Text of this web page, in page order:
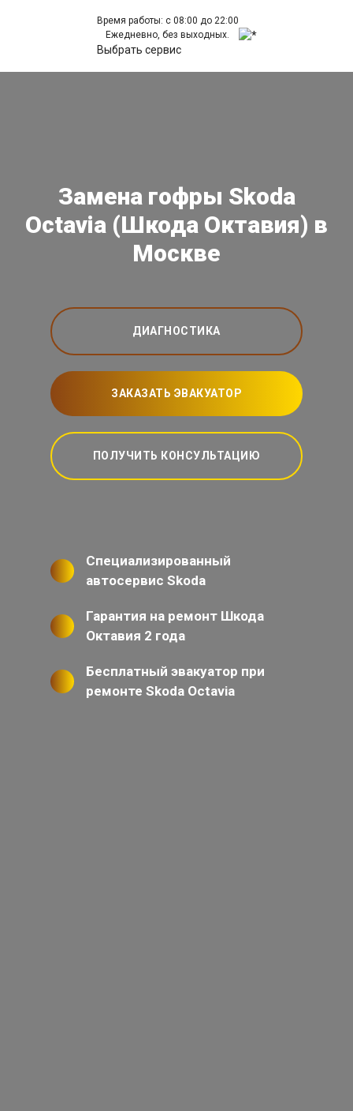
Время работы: с 08:00 до 22:00
Ежедневно, без выходных.
Выбрать сервис
Замена гофры Skoda
Octavia (Шкода Октавия) в
Москве
ДИАГНОСТИКА
ЗАКАЗАТЬ ЭВАКУАТОР
ПОЛУЧИТЬ КОНСУЛЬТАЦИЮ
Специализированный
автосервис Skoda
Гарантия на ремонт Шкода
Октавия 2 года
Бесплатный эвакуатор при
ремонте Skoda Octavia